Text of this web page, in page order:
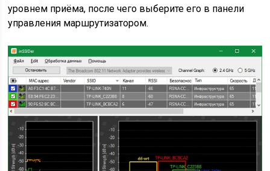
уровнем приёма, после чего выберите его в панели
управления маршрутизатором.